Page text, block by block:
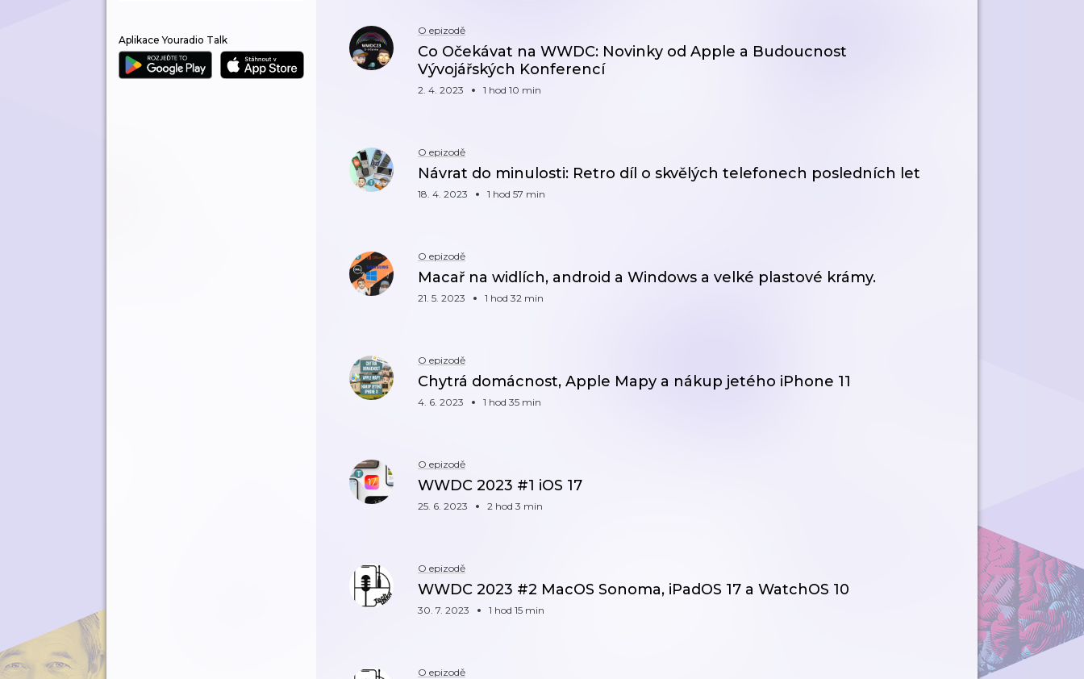
Aplikace Youradio Talk
O epizodě
Co Očekávat na WWDC: Novinky od Apple a Budoucnost
Vývojářských Konferencí
2. 4. 2023 1 hod 10 min
O epizodě
Návrat do minulosti: Retro díl o skvělých telefonech posledních let
18. 4. 2023 1 hod 57 min
O epizodě
Macař na widlích, android a Windows a velké plastové krámy.
21. 5. 2023 1 hod 32 min
O epizodě
Chytrá domácnost, Apple Mapy a nákup jetého iPhone 11
4. 6. 2023 1 hod 35 min
O epizodě
WWDC 2023 #1 iOS 17
25. 6. 2023 2 hod 3 min
O epizodě
WWDC 2023 #2 MacOS Sonoma, iPadOS 17 a WatchOS 10
30. 7. 2023 1 hod 15 min
O epizodě